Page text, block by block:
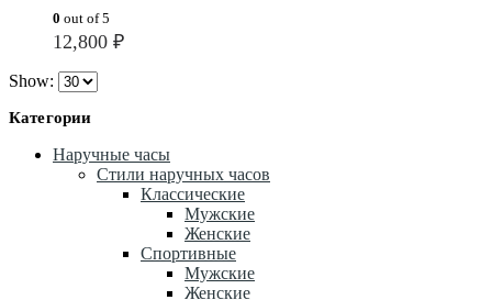
0 out of 5
12,800 ₽
Show:
Категории
Наручные часы
Стили наручных часов
Классические
Мужские
Женские
Спортивные
Мужские
Женские